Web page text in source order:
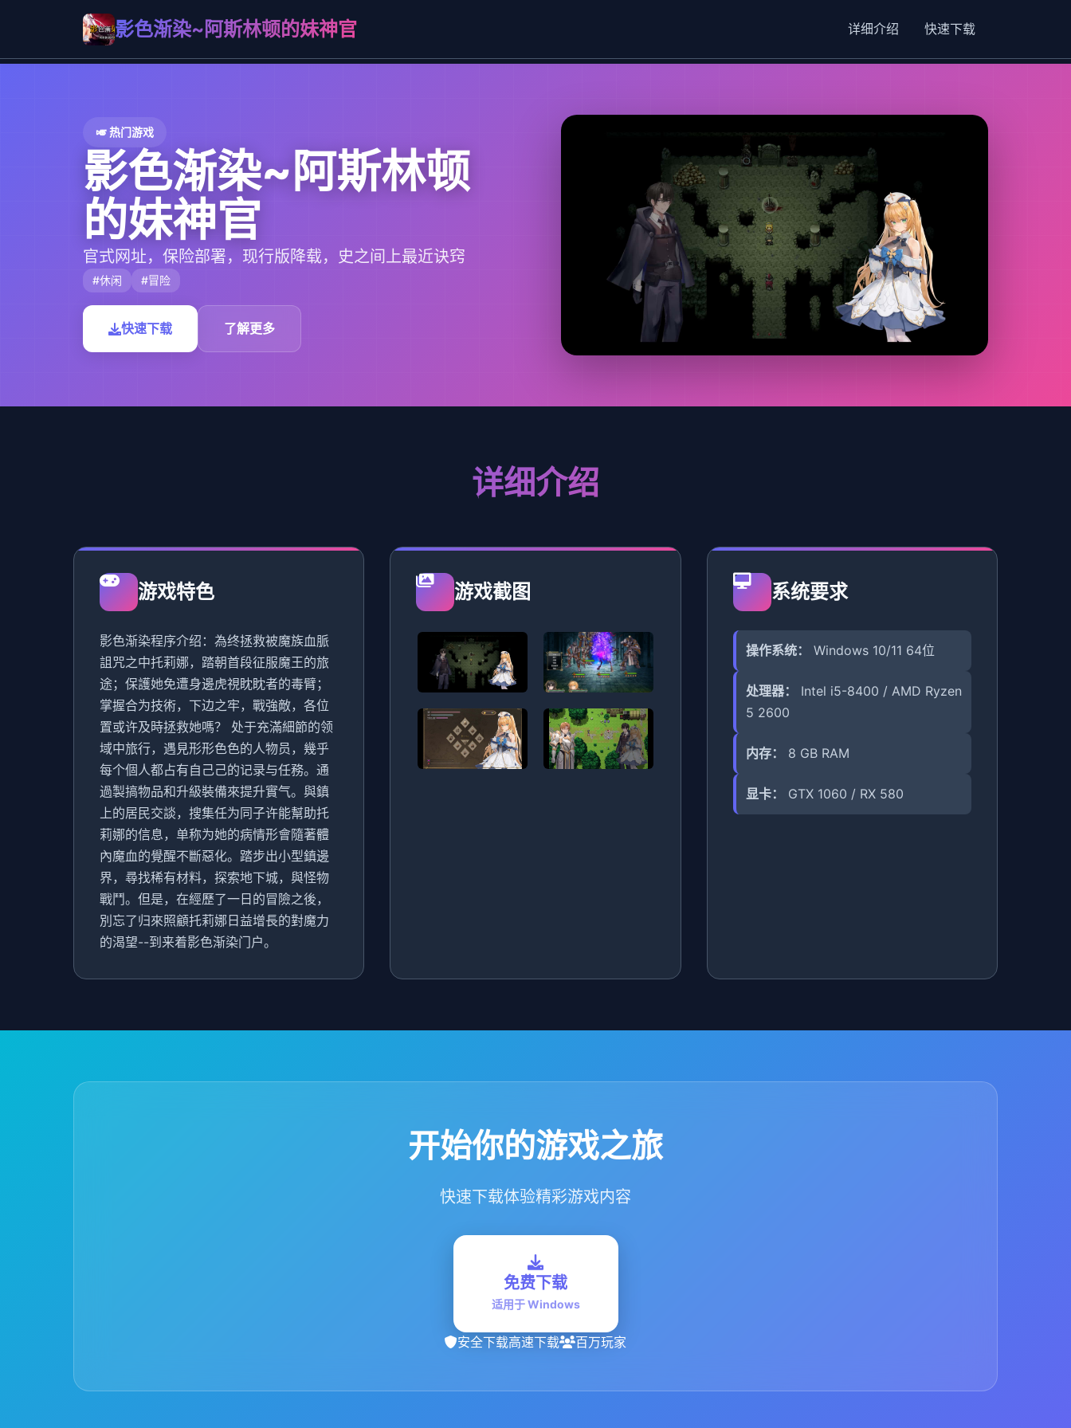
影色渐染~阿斯林顿的妹神官 详细介绍 快速下载
🎺 热门游戏
影色渐染~阿斯林顿
的妹神官
官式网址，保险部署，现行版降载，史之间上最近诀窍
#休闲 #冒险
快速下载 了解更多
详细介绍
游戏特色
影色渐染程序介绍：為终拯救被魔族血脈
詛咒之中托莉娜，踏朝首段征服魔王的旅
途；保護她免遭身邊虎視眈眈者的毒臂；
掌握合为技術，下边之牢，戰強敵，各位
置或许及時拯救她嗎？ 处于充滿細節的领
域中旅行，遇見形形色色的人物员，幾乎
每个個人都占有自己己的记录与任務。通
過製搞物品和升級裝備來提升實气。與鎮
上的居民交談，搜集任为同子许能幫助托
莉娜的信息，单称为她的病情形會隨著體
內魔血的覺醒不斷惡化。踏步出小型鎮邊
界，尋找稀有材料，探索地下城，與怪物
戰鬥。但是，在經歷了一日的冒險之後，
別忘了归來照顧托莉娜日益增長的對魔力
的渴望--到来着影色渐染门户。
游戏截图 系统要求
操作系统： Windows 10/11 64位
处理器：
Intel i5-8400 / AMD Ryzen
5 2600
内存： 8 GB RAM
显卡： GTX 1060 / RX 580
开始你的游戏之旅
快速下载体验精彩游戏内容
免费下载
适用于 Windows
安全下载高速下载 百万玩家